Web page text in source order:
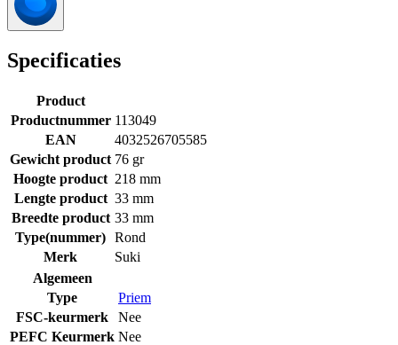
Specificaties
Product
Productnummer 113049
EAN
4032526705585
Gewicht product 76 gr
Hoogte product 218 mm
Lengte product 33 mm
Breedte product 33 mm
Type(nummer) Rond
Merk
Suki
Algemeen
Type
Priem
FSC-keurmerk
Nee
PEFC Keurmerk Nee